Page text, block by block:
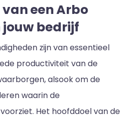
een Arbo
bedrijf
zijn van essentieel
productiviteit van de
alsook om de
waarin de
Het hoofddoel van de